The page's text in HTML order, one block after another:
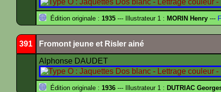
Édition originale : 1935 --- Illustrateur 1 : MORIN Henry ---
391 Fromont jeune et Risler ainé
Alphonse DAUDET
Édition originale : 1936 --- Illustrateur 1 : DUTRIAC